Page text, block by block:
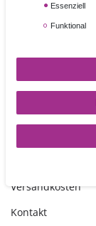
TORTEN-KRAM
Versandkosten
Kontakt
Essenziell
Funktional